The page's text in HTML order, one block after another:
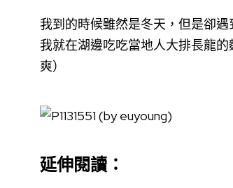
我到的時候雖然是冬天，但是卻
我就在湖邊吃吃當地人大排長龍
爽）
延伸閱讀：